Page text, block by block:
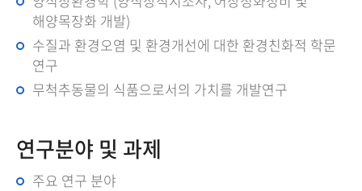
해양목장화 개발)
수질과 환경오염 및 환경개선에 대한 환경친화적 학문
연구
무척추동물의 식품으로서의 가치를 개발연구
연구분야 및 과제
주요 연구 분야